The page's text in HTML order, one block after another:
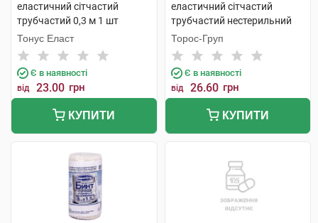
еластичний сітчастий
трубчастий 0,3 м 1 шт
Тонус Еласт
Є в наявності
від 23.00 грн
КУПИТИ
еластичний сітчастий
трубчастий нестерильний
50х3 см коліно 1 шт
Торос-Груп
Є в наявності
від 26.60 грн
КУПИТИ